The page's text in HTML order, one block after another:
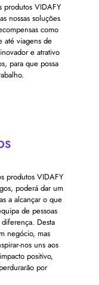
produtos VIDAFY
nossas soluções
como
até viagens de
e atrativo
para que possa
produtos VIDAFY
poderá dar um
a alcançar o que
de pessoas
Desta
negócio, mas
nos uns aos
positivo,
por